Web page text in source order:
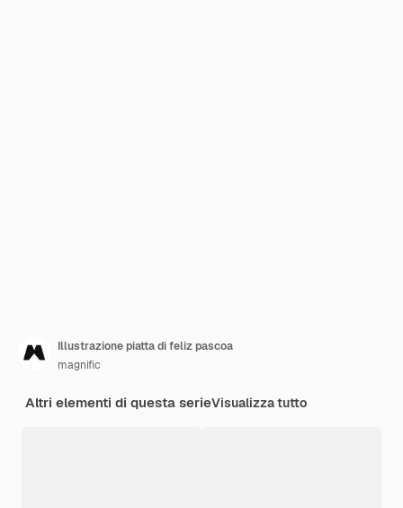
Illustrazione piatta di feliz pascoa
magnific
Altri elementi di questa serieVisualizza tutto